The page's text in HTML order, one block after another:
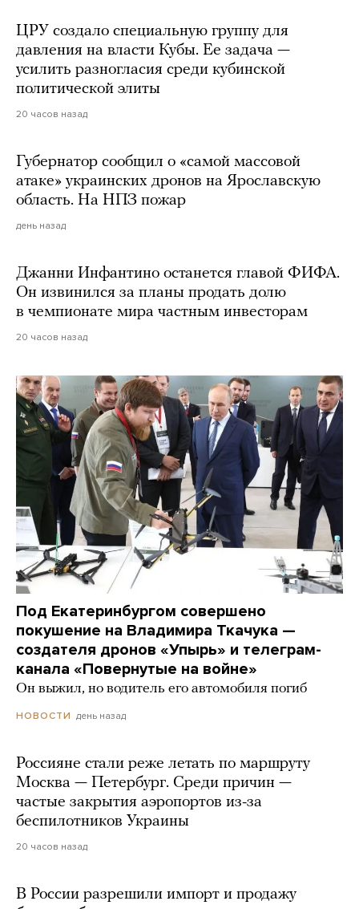
ЦРУ создало специальную группу для
давления на власти Кубы. Ее задача —
усилить разногласия среди кубинской
политической элиты
20 часов назад
Губернатор сообщил о «самой массовой
атаке» украинских дронов на Ярославскую
область. На НПЗ пожар
день назад
Джанни Инфантино останется главой ФИФА.
Он извинился за планы продать долю
в чемпионате мира частным инвесторам
20 часов назад
Под Екатеринбургом совершено
покушение на Владимира Ткачука —
создателя дронов «Упырь» и телеграм-
канала «Повернутые на войне»
Он выжил, но водитель его автомобиля погиб
НОВОСТИ день назад
Россияне стали реже летать по маршруту
Москва — Петербург. Среди причин —
частые закрытия аэропортов из-за
беспилотников Украины
20 часов назад
В России разрешили импорт и продажу